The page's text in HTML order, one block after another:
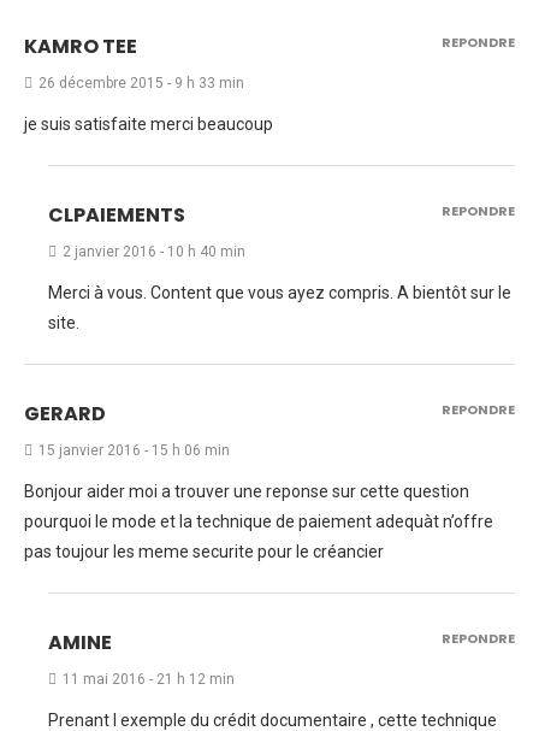
KAMRO TEE
26 décembre 2015 - 9 h 33 min
je suis satisfaite merci beaucoup
REPONDRE
CLPAIEMENTS
2 janvier 2016 - 10 h 40 min
Merci à vous. Content que vous ayez compris. A bientôt sur le
site.
REPONDRE
GERARD
15 janvier 2016 - 15 h 06 min
Bonjour aider moi a trouver une reponse sur cette question
pourquoi le mode et la technique de paiement adequàt n’offre
pas toujour les meme securite pour le créancier
REPONDRE
AMINE
11 mai 2016 - 21 h 12 min
Prenant l exemple du crédit documentaire , cette technique
REPONDRE